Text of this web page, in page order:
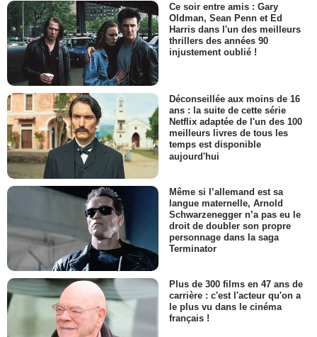
Ce soir entre amis : Gary
Oldman, Sean Penn et Ed
Harris dans l'un des meilleurs
thrillers des années 90
injustement oublié !
Déconseillée aux moins de 16
ans : la suite de cette série
Netflix adaptée de l'un des 100
meilleurs livres de tous les
temps est disponible
aujourd'hui
Même si l’allemand est sa
langue maternelle, Arnold
Schwarzenegger n’a pas eu le
droit de doubler son propre
personnage dans la saga
Terminator
Plus de 300 films en 47 ans de
carrière : c'est l'acteur qu'on a
le plus vu dans le cinéma
français !